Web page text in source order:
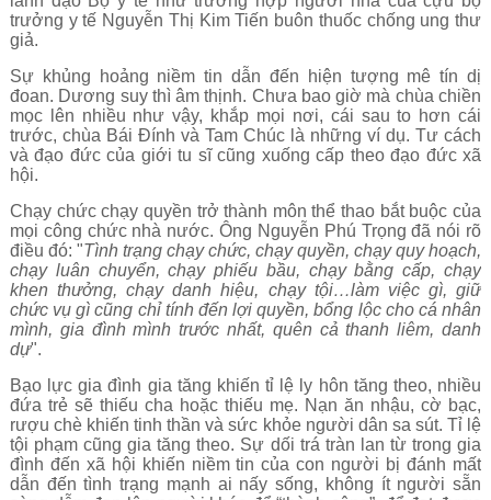
trưởng y tế Nguyễn Thị Kim Tiến buôn thuốc chống ung thư
giả.
Sự khủng hoảng niềm tin dẫn đến hiện tượng mê tín dị
đoan. Dương suy thì âm thịnh. Chưa bao giờ mà chùa chiền
mọc lên nhiều như vậy, khắp mọi nơi, cái sau to hơn cái
trước, chùa Bái Đính và Tam Chúc là những ví dụ. Tư cách
và đạo đức của giới tu sĩ cũng xuống cấp theo đạo đức xã
hội.
Chạy chức chạy quyền trở thành môn thể thao bắt buộc của
mọi công chức nhà nước. Ông Nguyễn Phú Trọng đã nói rõ
điều đó: "Tình trạng chạy chức, chạy quyền, chạy quy hoạch,
chạy luân chuyển, chạy phiếu bầu, chạy bằng cấp, chạy
khen thưởng, chạy danh hiệu, chạy tội…làm việc gì, giữ
chức vụ gì cũng chỉ tính đến lợi quyền, bổng lộc cho cá nhân
mình, gia đình mình trước nhất, quên cả thanh liêm, danh
dự".
Bạo lực gia đình gia tăng khiến tỉ lệ ly hôn tăng theo, nhiều
đứa trẻ sẽ thiếu cha hoặc thiếu mẹ. Nạn ăn nhậu, cờ bạc,
rượu chè khiến tinh thần và sức khỏe người dân sa sút. Tỉ lệ
tội phạm cũng gia tăng theo. Sự dối trá tràn lan từ trong gia
đình đến xã hội khiến niềm tin của con người bị đánh mất
dẫn đến tình trạng mạnh ai nấy sống, không ít người sẵn